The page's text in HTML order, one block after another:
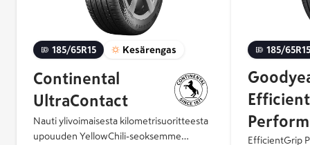
185/65R15 Kesärengas
Continental
UltraContact
Nauti ylivoimaisesta kilometrisuoritteesta
upouuden YellowChili-seoksemme
185/65R15
EfficientGrip